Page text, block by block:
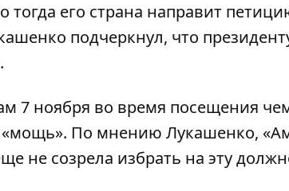
тогда его страна направит
подчеркнул, что
7 ноября во время посещения
«мощь». По мнению Лукашенко,
не созрела избрать на эту